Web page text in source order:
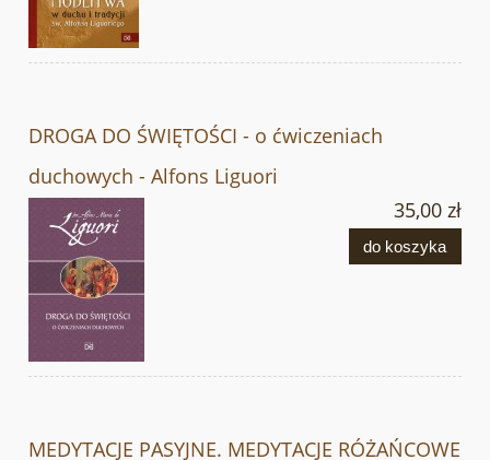
DROGA DO ŚWIĘTOŚCI - o ćwiczeniach
duchowych - Alfons Liguori
35,00 zł
do koszyka
MEDYTACJE PASYJNE. MEDYTACJE RÓŻAŃCOWE